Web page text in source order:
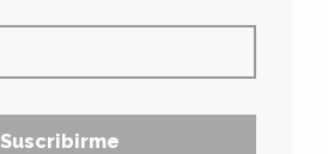
Suscribirme